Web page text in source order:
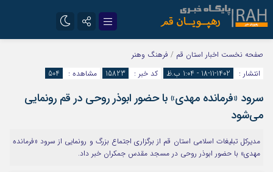
تلگرام
ایتا
صفحه نخست اخبار استان قم / فرهنگ وهنر
انتشار :
1402-11-18 - 1:04 ب.ظ کد خبر : 15823 مشاهده : 504
سرود «فرمانده مهدی» با حضور ابوذر روحی در قم رونمایی
می‌شود
مدیرکل تبلیغات اسلامی استان قم از برگزاری اجتماع بزرگ و رونمایی از سرود «فرمانده
مهدی» با حضور ابوذر روحی در مسجد مقدس جمکران خبر داد.